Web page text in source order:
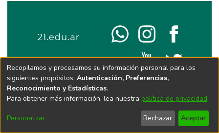
Recopilamos y procesamos su información personal para los
siguientes propósitos: Autenticación, Preferencias,
Reconocimiento y Estadísticas.
Para obtener más información, lea nuestra política de privacidad.
Personalizar Rechazar Aceptar